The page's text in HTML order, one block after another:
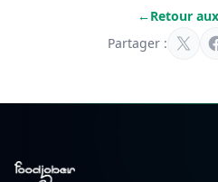
←Retour
Partager :